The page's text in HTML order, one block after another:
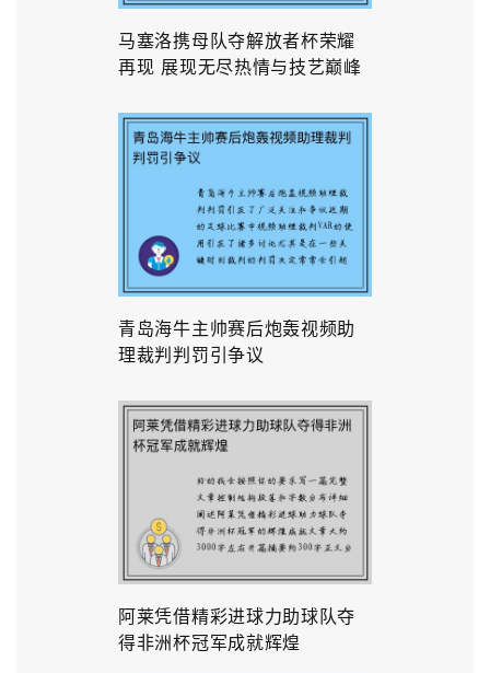
马塞洛携母队夺解放者杯荣耀
再现 展现无尽热情与技艺巅峰
青岛海牛主帅赛后炮轰视频助
理裁判判罚引争议
阿莱凭借精彩进球力助球队夺
得非洲杯冠军成就辉煌